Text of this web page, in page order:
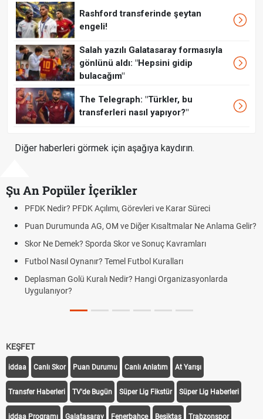
Rashford transferinde şeytan
engeli!
Salah yazılı Galatasaray formasıyla
gönlünü aldı: "Hepsini gidip
bulacağım"
The Telegraph: "Türkler, bu
transferleri nasıl yapıyor?"
Diğer haberleri görmek için aşağıya kaydırın.
Şu An Popüler İçerikler
Süreci
Ne Anlama Gelir?
DGS Sonuçları Ne Zaman Açıklanacak
BJK)
Kralove BJK link
KEŞFET
iddaa Canlı Skor Puan Durumu Canlı Anlatım At Yarışı
Transfer Haberleri TV'de Bugün Süper Lig Fikstür Süper Lig Haberleri